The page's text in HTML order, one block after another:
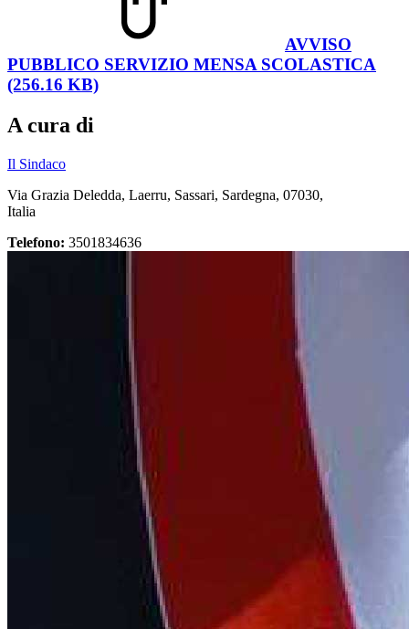
AVVISO
PUBBLICO SERVIZIO MENSA SCOLASTICA
(256.16 KB)
A cura di
Il Sindaco
Via Grazia Deledda, Laerru, Sassari, Sardegna, 07030,
Italia
Telefono: 3501834636